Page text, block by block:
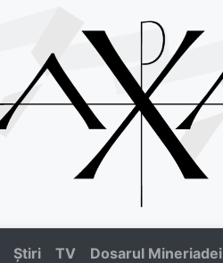
Știri TV Dosarul Mineriadei